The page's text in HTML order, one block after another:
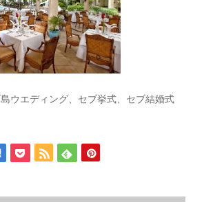
ウエディング、セブ挙式、セブ結婚式